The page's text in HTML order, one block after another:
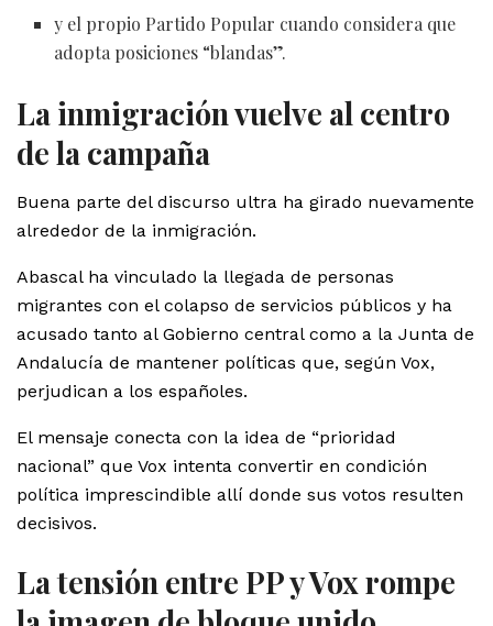
y el propio Partido Popular cuando considera que
adopta posiciones “blandas”.
La inmigración vuelve al centro
de la campaña
Buena parte del discurso ultra ha girado nuevamente
alrededor de la inmigración.
Abascal ha vinculado la llegada de personas
migrantes con el colapso de servicios públicos y ha
acusado tanto al Gobierno central como a la Junta de
Andalucía de mantener políticas que, según Vox,
perjudican a los españoles.
El mensaje conecta con la idea de “prioridad
nacional” que Vox intenta convertir en condición
política imprescindible allí donde sus votos resulten
decisivos.
La tensión entre PP y Vox rompe